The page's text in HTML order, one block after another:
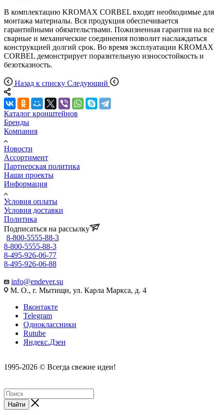
В комплектацию KROMAX CORBEL входят необходимые для
монтажа материалы. Вся продукция обеспечивается
гарантийными обязательствами. Пожизненная гарантия на все
сварные и механические соединения позволит наслаждаться
конструкцией долгий срок. Во время эксплуатации KROMAX
CORBEL демонстрирует поразительную износостойкость и
безотказность.
Назад к списку Следующий
Каталог кронштейнов
Бренды
Компания
Новости
Ассортимент
Партнерская политика
Наши проекты
Информация
Условия оплаты
Условия доставки
Политика
Подписаться на рассылку
8-800-5555-88-3
8-800-5555-88-3
8-495-926-06-77
8-495-926-06-88
info@endever.su
М. О., г. Мытищи, ул. Карла Маркса, д. 4
Вконтакте
Telegram
Одноклассники
Rutube
Яндекс.Дзен
1995-2026 © Всегда свежие идеи!
Найти